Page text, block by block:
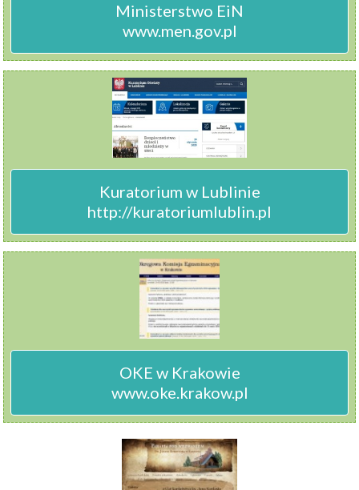
Ministerstwo EiN
www.men.gov.pl
Kuratorium w Lublinie
http://kuratoriumlublin.pl
OKE w Krakowie
www.oke.krakow.pl